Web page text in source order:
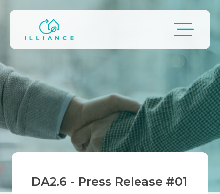
Navegação estrutural
DA2.6 - Press Release #01